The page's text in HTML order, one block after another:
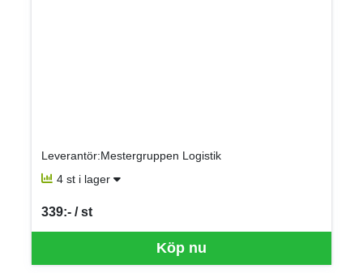
Leverantör:Mestergruppen Logistik
4 st i lager
Köp nu
339:- / st
SEK per ST